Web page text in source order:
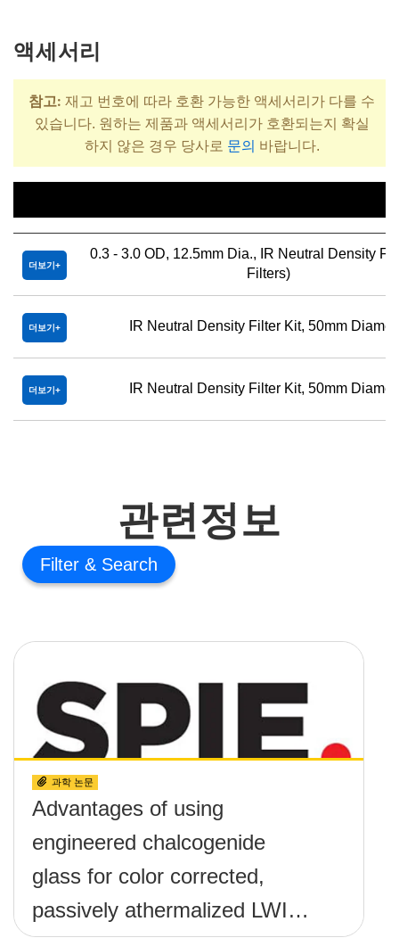
액세서리
참고: 재고 번호에 따라 호환 가능한 액세서리가 다를 수
있습니다. 원하는 제품과 액세서리가 호환되는지 확실
하지 않은 경우 당사로 문의 바랍니다.
더보기
0.3 - 3.0 OD, 12.5mm Dia., IR Neutral Density
Filters)
더보기 IR Neutral Density Filter Kit, 50mm
더보기 IR Neutral Density Filter Kit, 50mm
관련정보
Filter
과학 논문
Advantages of using
engineered chalcogenide
glass for color corrected,
passively athermalized LWIR